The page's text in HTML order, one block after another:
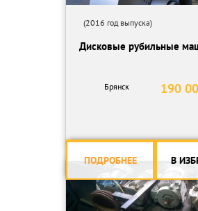
(2016 год выпуска)
Дисковые рубильные
190
Брянск
ПОДРОБНЕЕ В